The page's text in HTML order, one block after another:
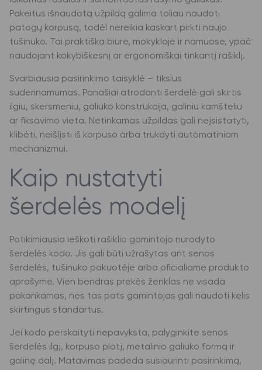
Pakeitus išnaudotą užpildą galima toliau naudoti
patogų korpusą, todėl nereikia kaskart pirkti naujo
tušinuko. Tai praktiška biure, mokykloje ir namuose, ypač
naudojant kokybiškesnį ar ergonomiškai tinkantį rašiklį.
Svarbiausia pasirinkimo taisyklė – tikslus
suderinamumas. Panašiai atrodanti šerdelė gali skirtis
ilgiu, skersmeniu, galiuko konstrukcija, galiniu kamšteliu
ar fiksavimo vieta. Netinkamas užpildas gali neįsistatyti,
klibėti, neišlįsti iš korpuso arba trukdyti automatiniam
mechanizmui.
Kaip nustatyti
šerdelės modelį
Patikimiausia ieškoti rašiklio gamintojo nurodyto
šerdelės kodo. Jis gali būti užrašytas ant senos
šerdelės, tušinuko pakuotėje arba oficialiame produkto
aprašyme. Vien bendras prekės ženklas ne visada
pakankamas, nes tas pats gamintojas gali naudoti kelis
skirtingus standartus.
Jei kodo perskaityti nepavyksta, palyginkite senos
šerdelės ilgį, korpuso plotį, metalinio galiuko formą ir
galinę dalį. Matavimas padeda susiaurinti pasirinkimą,